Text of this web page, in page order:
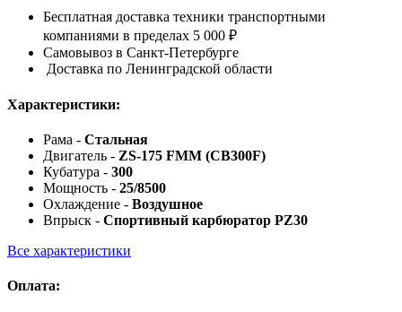
Бесплатная доставка техники транспортными
компаниями в пределах 5 000 ₽
Самовывоз в Санкт-Петербурге
Доставка по Ленинградской области
Характеристики:
Рама - Стальная
Двигатель - ZS-175 FMM (CB300F)
Кубатура - 300
Мощность - 25/8500
Охлаждение - Воздушное
Впрыск - Спортивный карбюратор PZ30
Все характеристики
Оплата: